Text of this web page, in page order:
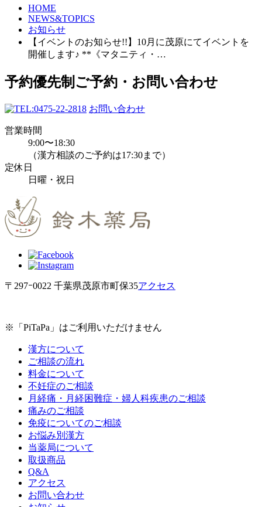
HOME
NEWS&TOPICS
お知らせ
【イベントのお知らせ!!】10月に茂原にてイベントを
開催します♪ **《マタニティ・…
予約優先制 ご予約・お問い合わせ
0475-22-2818 お問い合わせ
営業時間
9:00〜18:30
（漢方相談のご予約は17:30まで）
定休日
日曜・祝日
〒297ｰ0022 千葉県茂原市町保35アクセス
※「PiTaPa」はご利用いただけません
漢方について
ご相談の流れ
料金について
不妊症のご相談
月経痛・月経困難症・婦人科疾患のご相談
痛みのご相談
免疫についてのご相談
お悩み別漢方
当薬局について
取扱商品
Q&A
アクセス
お問い合わせ